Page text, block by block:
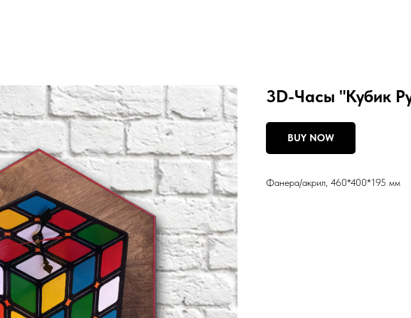
3D-Часы "Кубик
BUY NOW
Фанера/акрил, 460*400*195 мм